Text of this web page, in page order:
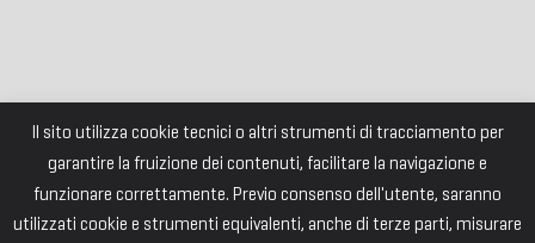
Il sito utilizza cookie tecnici o altri strumenti di tracciamento per
garantire la fruizione dei contenuti, facilitare la navigazione e
funzionare correttamente. Previo consenso dell'utente, saranno
utilizzati cookie e strumenti equivalenti, anche di terze parti, misurare